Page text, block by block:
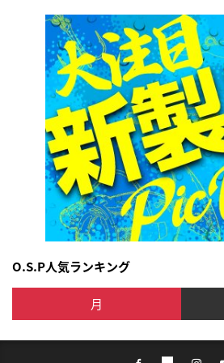
O.S.P人気ランキング
月